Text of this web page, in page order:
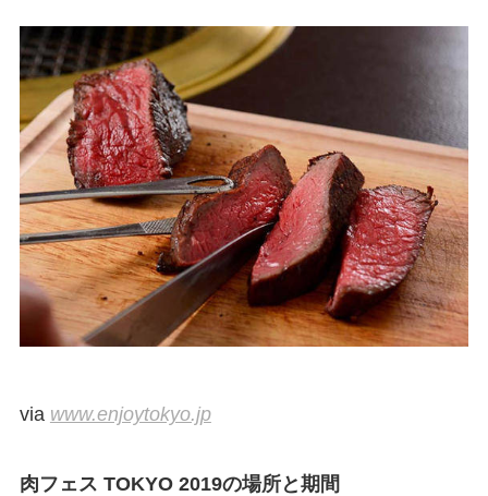
via www.enjoytokyo.jp
肉フェス TOKYO 2019の場所と期間